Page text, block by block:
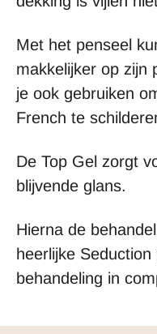
Met het penseel
makkelijker op zijn
je ook gebruiken
French te
De Top Gel zorgt
blijvende glans.
Hierna de
heerlijke
behandeling in